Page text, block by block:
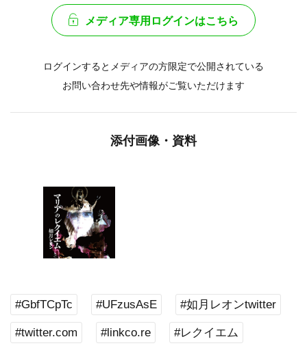
メディア専用ログインはこちら
ログインするとメディアの方限定で公開されている
お問い合わせ先や情報がご覧いただけます
添付画像・資料
#GbfTCpTc #UFzusAsE #如月レオンtwitter
#twitter.com #linkco.re #レクイエム